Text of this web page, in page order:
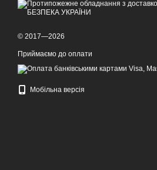
© 2017—2026
Приймаємо до оплати
Мобільна версія